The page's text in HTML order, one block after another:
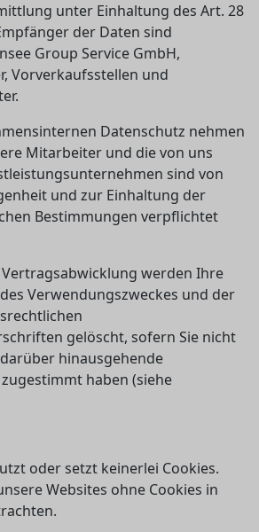
unter Einhaltung des Art. 28
der Daten sind
Group Service GmbH,
Vorverkaufsstellen und
Datenschutz nehmen
Mitarbeiter und die von uns
sind von
und zur Einhaltung der
Bestimmungen verpflichtet
werden Ihre
Verwendungszweckes und der
gelöscht, sofern Sie nicht
hinausgehende
haben (siehe
oder setzt keinerlei Cookies.
Websites ohne Cookies in